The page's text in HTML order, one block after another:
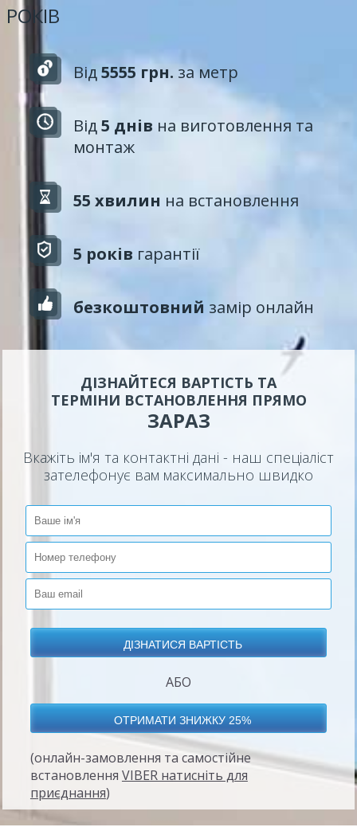
РОКІВ
Від5555 грн. за метр
Від5 днів на виготовлення та
монтаж
55 хвилин на встановлення
5 років гарантії
безкоштовний замір онлайн
ДІЗНАЙТЕСЯ ВАРТІСТЬ ТА
ТЕРМІНИ ВСТАНОВЛЕННЯ ПРЯМО
ЗАРАЗ
Вкажіть ім'я та контактні дані - наш спеціаліст
зателефонує вам максимально швидко
АБО
(онлайн-замовлення та самостійне
встановлення VIBER натисніть для
приєднання)